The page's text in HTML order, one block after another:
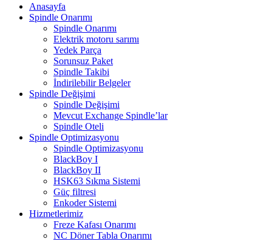
Anasayfa
Spindle Onarımı
Spindle Onarımı
Elektrik motoru sarımı
Yedek Parça
Sorunsuz Paket
Spindle Takibi
İndirilebilir Belgeler
Spindle Değişimi
Spindle Değişimi
Mevcut Exchange Spindle’lar
Spindle Oteli
Spindle Optimizasyonu
Spindle Optimizasyonu
BlackBoy I
BlackBoy II
HSK63 Sıkma Sistemi
Güç filtresi
Enkoder Sistemi
Hizmetlerimiz
Freze Kafası Onarımı
NC Döner Tabla Onarımı